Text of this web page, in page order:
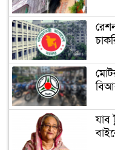
ঘর
যাব